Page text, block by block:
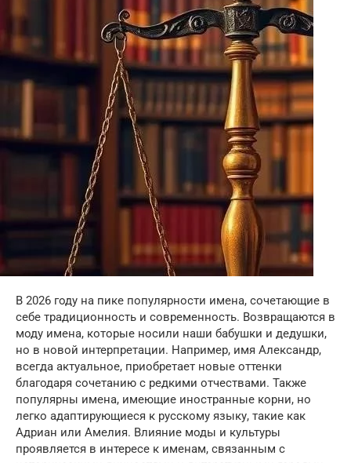
В 2026 году на пике популярности имена, сочетающие в
себе традиционность и современность. Возвращаются в
моду имена, которые носили наши бабушки и дедушки,
но в новой интерпретации. Например, имя Александр,
всегда актуальное, приобретает новые оттенки
благодаря сочетанию с редкими отчествами. Также
популярны имена, имеющие иностранные корни, но
легко адаптирующиеся к русскому языку, такие как
Адриан или Амелия. Влияние моды и культуры
проявляется в интересе к именам, связанным с